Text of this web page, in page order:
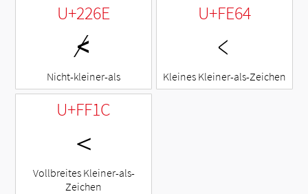
U+226E
≮
Nicht-kleiner-als
U+FE64
﹤
Kleines Kleiner-als-Zeichen
U+FF1C
＜
Vollbreites Kleiner-als-
Zeichen